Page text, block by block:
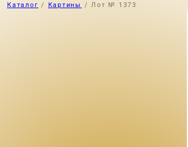
Каталог / Картины / Лот № 1373